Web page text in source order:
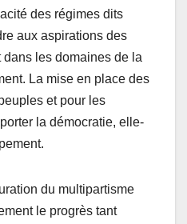
des régimes dits
aux aspirations des
les domaines de la
La mise en place des
et pour les
la démocratie, elle-
du multipartisme
le progrès tant